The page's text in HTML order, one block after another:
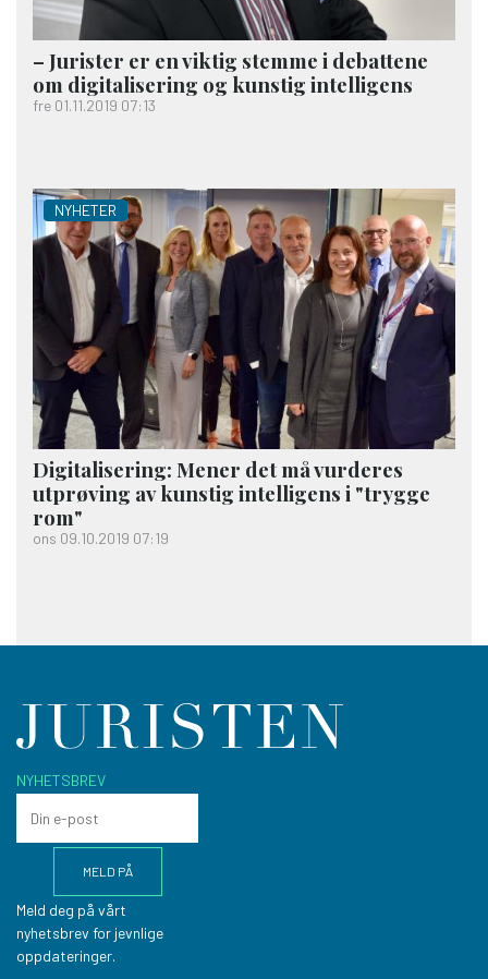
– Jurister er en viktig stemme i debattene
om digitalisering og kunstig intelligens
fre 01.11.2019 07:13
NYHETER
Digitalisering: Mener det må vurderes
utprøving av kunstig intelligens i "trygge
rom"
ons 09.10.2019 07:19
NYHETSBREV
Meld deg på vårt
nyhetsbrev for jevnlige
oppdateringer.